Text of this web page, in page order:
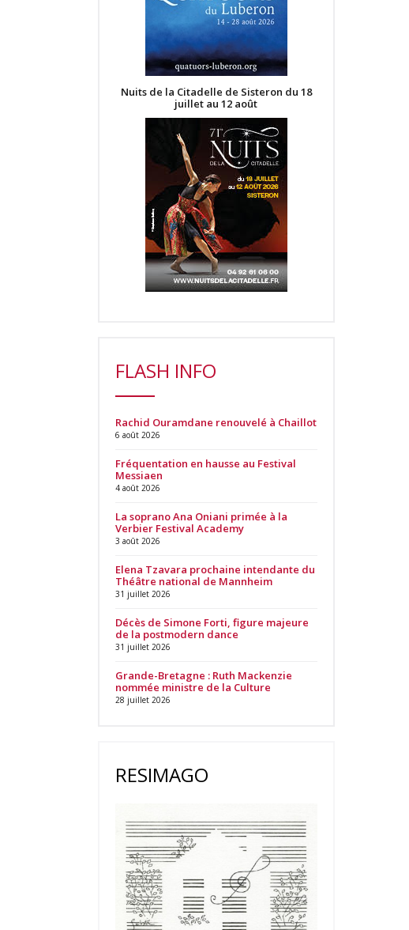
Nuits de la Citadelle de Sisteron du 18
juillet au 12 août
FLASH INFO
Rachid Ouramdane renouvelé à Chaillot
6 août 2026
Fréquentation en hausse au Festival
Messiaen
4 août 2026
La soprano Ana Oniani primée à la
Verbier Festival Academy
3 août 2026
Elena Tzavara prochaine intendante du
Théâtre national de Mannheim
31 juillet 2026
Décès de Simone Forti, figure majeure
de la postmodern dance
31 juillet 2026
Grande-Bretagne : Ruth Mackenzie
nommée ministre de la Culture
28 juillet 2026
RESIMAGO